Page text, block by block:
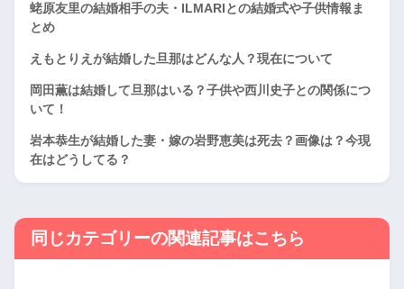
蛯原友里の結婚相手の夫・ILMARIとの結婚式や子供情報ま
とめ
えもとりえが結婚した旦那はどんな人？現在について
岡田薫は結婚して旦那はいる？子供や西川史子との関係につ
いて！
岩本恭生が結婚した妻・嫁の岩野恵美は死去？画像は？今現
在はどうしてる？
同じカテゴリーの関連記事はこちら